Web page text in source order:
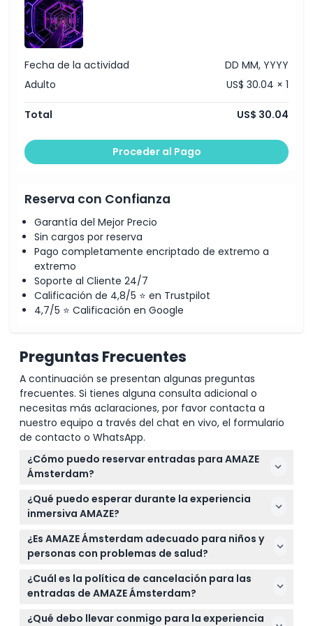
Cosas a Saber
Ubicación
Política de Cancelación
Fecha de la actividad
DD MM, YYYY
Adulto
US$ 30.04 × 1
Total US$ 30.04
Proceder al Pago
Reserva con Confianza
Garantía del Mejor Precio
Sin cargos por reserva
Pago completamente encriptado de extremo a
extremo
Soporte al Cliente 24/7
Calificación de 4,8/5 ⭐ en Trustpilot
4,7/5 ⭐ Calificación en Google
Preguntas Frecuentes
A continuación se presentan algunas preguntas
frecuentes. Si tienes alguna consulta adicional o
necesitas más aclaraciones, por favor contacta a
nuestro equipo a través del chat en vivo, el formulario
de contacto o WhatsApp.
¿Cómo puedo reservar entradas para AMAZE
Ámsterdam?
Puedes reservar fácilmente tus entradas para
AMAZE Ámsterdam en línea aquí mismo en este
preferidas durante el proceso de reserva para
comprobar la disponibilidad y confirmar tu lugar.
¿Qué puedo esperar durante la experiencia
inmersiva AMAZE?
Espera un recorrido de 75 minutos a través de siete
salas interactivas llenas de luces, láseres, sonido,
humo y arte mediático, todo diseñado para crear
una experiencia sensorial al estilo festival. La
experiencia termina con un tiempo de relajación
¿Es AMAZE Ámsterdam adecuado para niños y
personas con problemas de salud?
AMAZE es adecuado para huéspedes de 10 años en
adelante, pero no se permite la entrada a niños
experiencia incluye luces intermitentes intensas,
¿Cuál es la política de cancelación para las
entradas de AMAZE Ámsterdam?
Puedes cancelar tu reserva sin cargo hasta 48
¿Qué debo llevar conmigo para la experiencia